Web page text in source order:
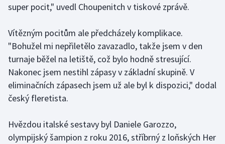
Golf
Gymnastika
Házená
Jezdectví
Krasobruslení
super pocit," uvedl Choupenitch v tiskové zprávě.
Vítězným pocitům ale předcházely komplikace.
"Bohužel mi nepřiletělo zavazadlo, takže jsem v den
turnaje běžel na letiště, což bylo hodně stresující.
Nakonec jsem nestihl zápasy v základní skupině. V
eliminačních zápasech jsem už ale byl k dispozici," dodal
český fleretista.
Hvězdou italské sestavy byl Daniele Garozzo,
olympijský šampion z roku 2016, stříbrný z loňských Her